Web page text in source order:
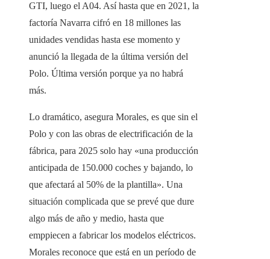
GTI, luego el A04. Así hasta que en 2021, la
factoría Navarra cifró en 18 millones las
unidades vendidas hasta ese momento y
anunció la llegada de la última versión del
Polo. Última versión porque ya no habrá
más.
Lo dramático, asegura Morales, es que sin el
Polo y con las obras de electrificación de la
fábrica, para 2025 solo hay «una producción
anticipada de 150.000 coches y bajando, lo
que afectará al 50% de la plantilla». Una
situación complicada que se prevé que dure
algo más de año y medio, hasta que
emppiecen a fabricar los modelos eléctricos.
Morales reconoce que está en un período de